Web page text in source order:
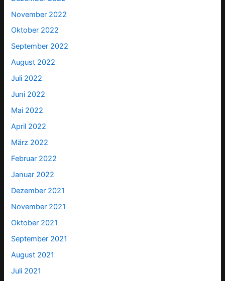
November 2022
Oktober 2022
September 2022
August 2022
Juli 2022
Juni 2022
Mai 2022
April 2022
März 2022
Februar 2022
Januar 2022
Dezember 2021
November 2021
Oktober 2021
September 2021
August 2021
Juli 2021